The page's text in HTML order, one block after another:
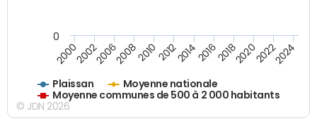
Plaissan
Moyenne nationale
Moyenne communes de 500 à 2 000 habitants
200020022006200820102012201420162018202020222024
0
© JDN 2026